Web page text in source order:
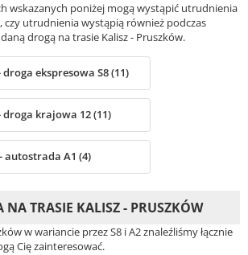
wskazanych poniżej mogą wystąpić utrudnienia
czy utrudnienia wystąpią również podczas
drogą na trasie Kalisz - Pruszków.
ekspresowa S8 (11)
krajowa 12 (11)
autostrada A1 (4)
NA TRASIE KALISZ - PRUSZKÓW
w wariancie przez S8 i A2 znaleźliśmy łącznie
Cię zainteresować.